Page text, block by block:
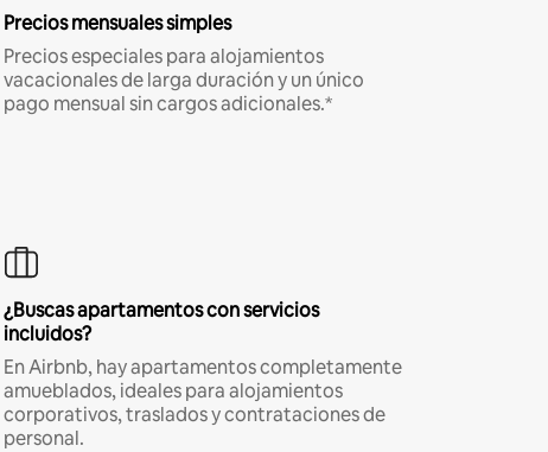
Precios mensuales simples
Precios especiales para alojamientos
vacacionales de larga duración y un único
pago mensual sin cargos adicionales.*
¿Buscas apartamentos con servicios
incluidos?
En Airbnb, hay apartamentos completamente
amueblados, ideales para alojamientos
corporativos, traslados y contrataciones de
personal.